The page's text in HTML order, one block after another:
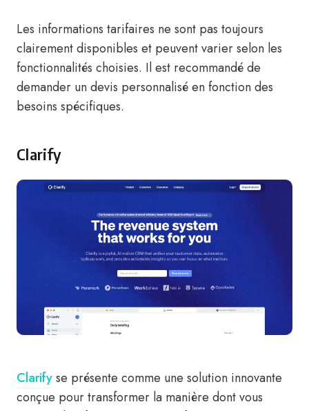
Les informations tarifaires ne sont pas toujours
clairement disponibles et peuvent varier selon les
fonctionnalités choisies. Il est recommandé de
demander un devis personnalisé en fonction des
besoins spécifiques.
Clarify
Clarifyse présente comme une solution innovante
conçue pour transformer la manière dont vous